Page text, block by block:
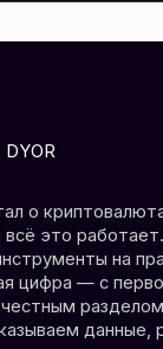
DYOR
о
это
на
цифра — с
разделом
данные,